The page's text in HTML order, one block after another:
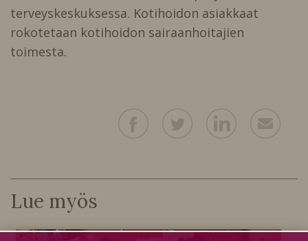
terveyskeskuksessa. Kotihoidon asiakkaat
rokotetaan kotihoidon sairaanhoitajien
toimesta.
Lue myös